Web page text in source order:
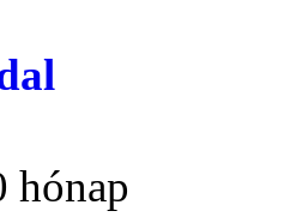
hónap